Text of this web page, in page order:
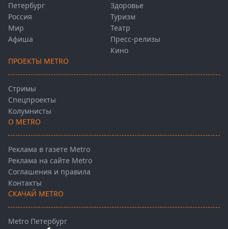
Петербург
Россия
Мир
Афиша
Здоровье
Туризм
Театр
Пресс-релизы
Кино
ПРОЕКТЫ METRO
Стримы
Спецпроекты
Колумнисты
О METRO
Реклама в газете Metro
Реклама на сайте Metro
Соглашения и правила
Контакты
СКАЧАЙ METRO
Metro Петербург